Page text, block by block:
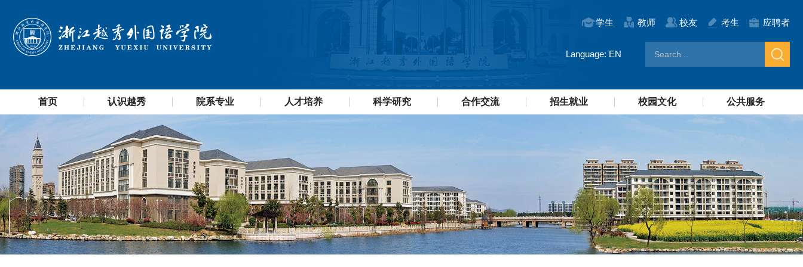
学生 教师 校友 考生 应聘者
Language: EN
首页 认识越秀 院系专业 人才培养 科学研究 合作交流 招生就业 校园文化 公共服务